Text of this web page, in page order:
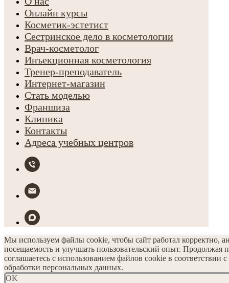
Онлайн курсы
Косметик-эстетист
Сестринское дело в косметологии
Врач-косметолог
Инъекционная косметология
Тренер-преподаватель
Интернет-магазин
Стать моделью
Франшиза
Клиника
Контакты
Адреса учебных центров
Мы используем файлы cookie, чтобы сайт работал корректно,
посещаемость и улучшать пользовательский опыт. Продолжая
соглашаетесь с использованием файлов cookie в соответствии
обработки персональных данных.
OK